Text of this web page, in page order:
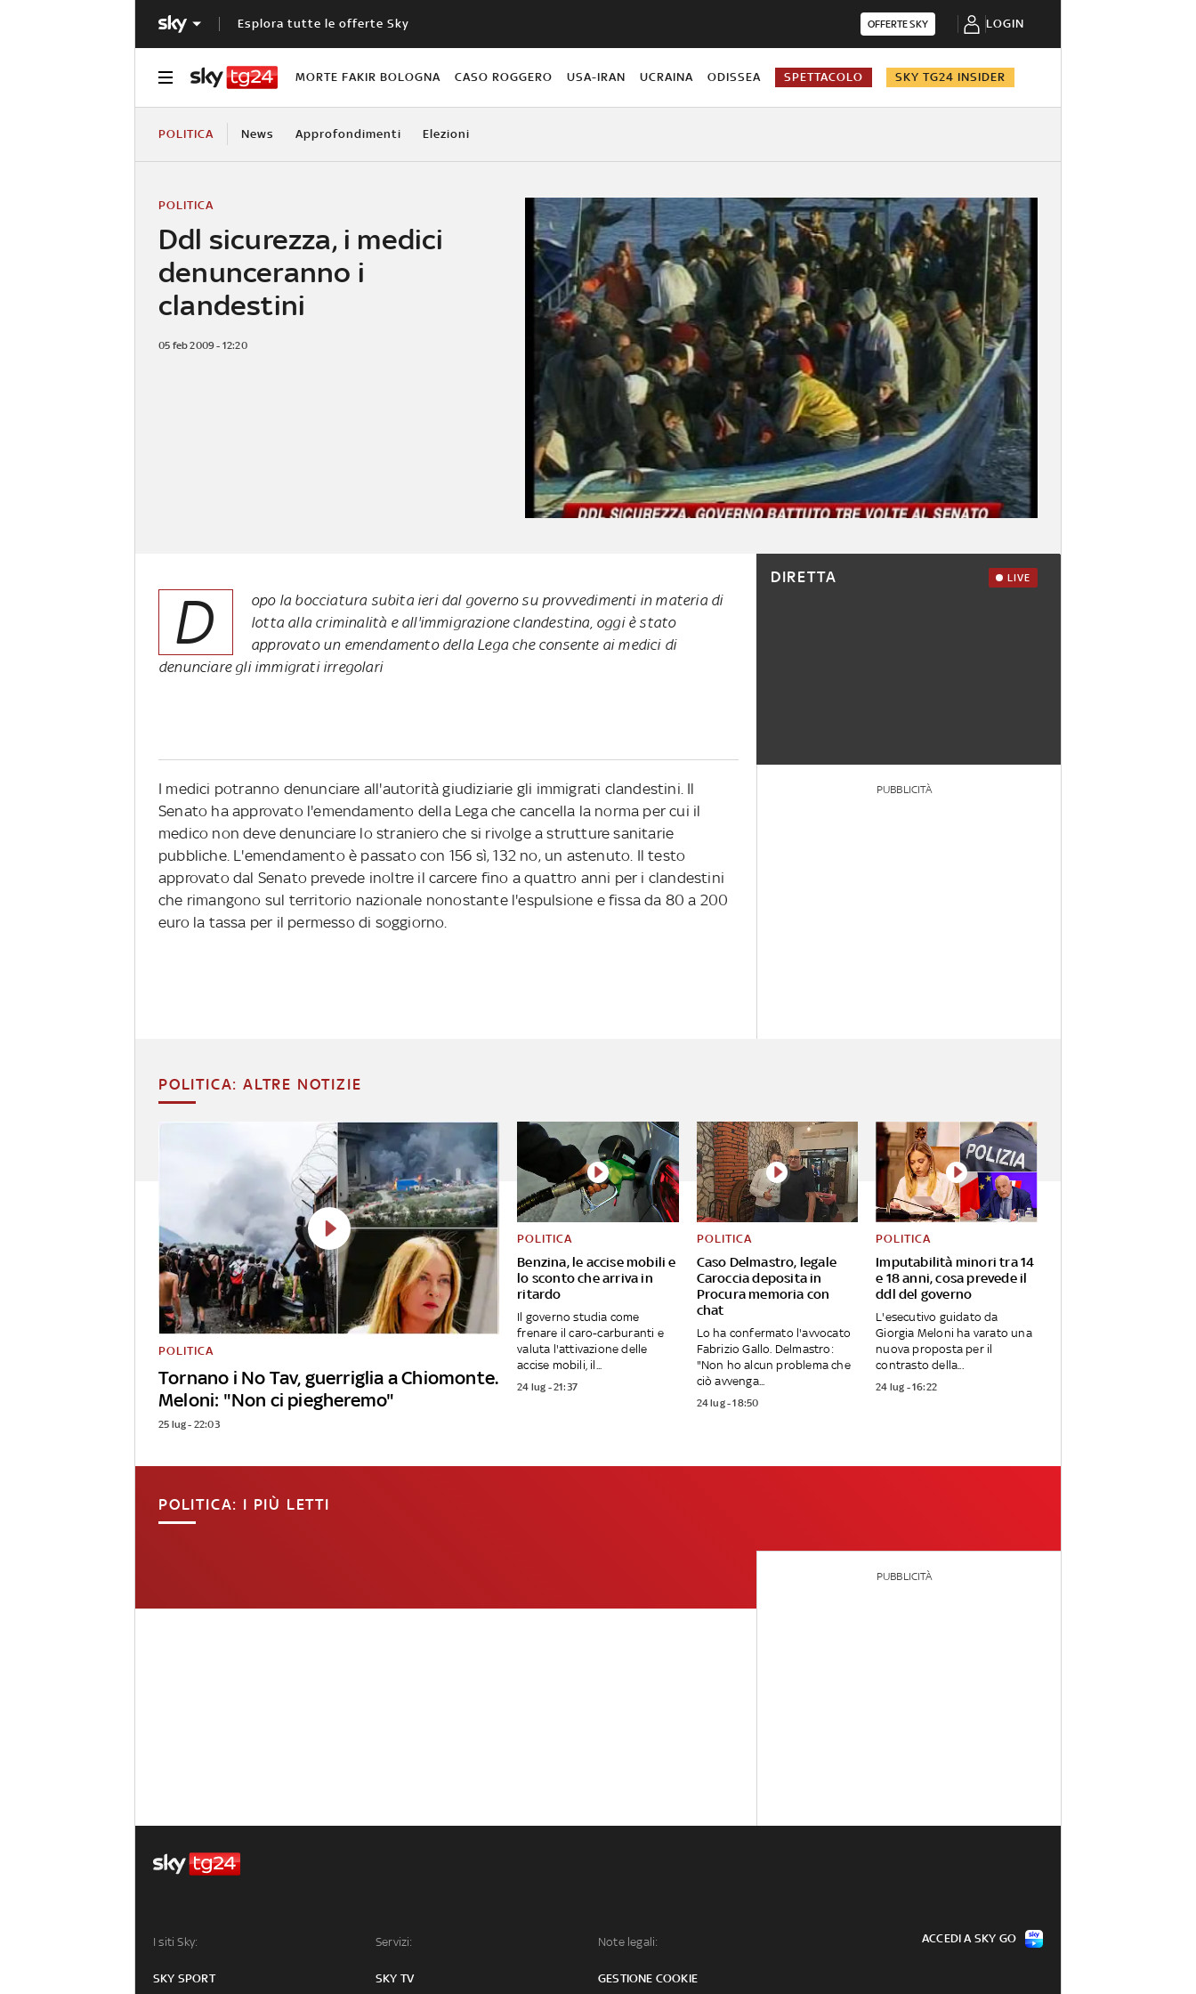
Esplora tutte le offerte Sky OFFERTE SKY LOGIN
MORTE FAKIR BOLOGNA CASO ROGGERO USA-IRAN UCRAINA ODISSEA SPETTACOLO SKY TG24 INSIDER
POLITICA News Approfondimenti Elezioni
Ddl sicurezza, i medici
denunceranno i
clandestini
POLITICA
05 feb 2009 - 12:20
D
opo la bocciatura subita ieri dal governo su provvedimenti in materia di
lotta alla criminalità e all'immigrazione clandestina, oggi è stato
approvato un emendamento della Lega che consente ai medici di
denunciare gli immigrati irregolari
I medici potranno denunciare all'autorità giudiziarie gli immigrati clandestini. Il
Senato ha approvato l'emendamento della Lega che cancella la norma per cui il
medico non deve denunciare lo straniero che si rivolge a strutture sanitarie
pubbliche. L'emendamento è passato con 156 sì, 132 no, un astenuto. Il testo
approvato dal Senato prevede inoltre il carcere fino a quattro anni per i clandestini
che rimangono sul territorio nazionale nonostante l'espulsione e fissa da 80 a 200
euro la tassa per il permesso di soggiorno.
DIRETTA LIVE
PUBBLICITÀ
POLITICA: ALTRE NOTIZIE
Tornano i No Tav, guerriglia a Chiomonte.
Meloni: "Non ci piegheremo"
POLITICA
25 lug - 22:03
Benzina, le accise mobili e
lo sconto che arriva in
ritardo
POLITICA
Il governo studia come
frenare il caro-carburanti e
valuta l'attivazione delle
accise mobili, il...
24 lug - 21:37
Caso Delmastro, legale
Caroccia deposita in
Procura memoria con
chat
POLITICA
Lo ha confermato l'avvocato
Fabrizio Gallo. Delmastro:
"Non ho alcun problema che
ciò avvenga...
24 lug - 18:50
Imputabilità minori tra 14
e 18 anni, cosa prevede il
ddl del governo
POLITICA
L'esecutivo guidato da
Giorgia Meloni ha varato una
nuova proposta per il
contrasto della...
24 lug - 16:22
POLITICA: I PIÙ LETTI
PUBBLICITÀ
I siti Sky:
SKY SPORT
Servizi:
SKY TV
Note legali:
GESTIONE COOKIE
ACCEDI A SKY GO